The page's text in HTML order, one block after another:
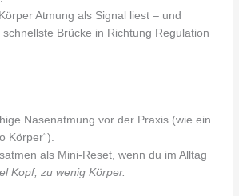
Atmung als Signal liest – und
Brücke in Richtung Regulation
Nasenatmung vor der Praxis (wie ein
Körper“).
als Mini-Reset, wenn du im Alltag
Kopf, zu wenig Körper.